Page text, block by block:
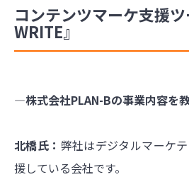
コンテンツマーケ支援
WRITE』
―株式会社PLAN-Bの事業内容を教
北橋氏： 弊社はデジタルマーケ
援している会社です。